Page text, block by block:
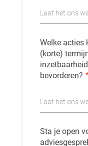
Laat het ons
Welke acties
(korte)
bevorderen?
Laat het ons
Sta je open